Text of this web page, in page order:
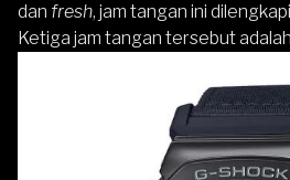
dan fresh, jam tangan ini
Ketiga jam tangan tersebut